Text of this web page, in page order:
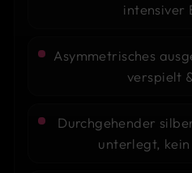
intensiver
Asymmetrisches
verspielt
Durchgehender
unterlegt,